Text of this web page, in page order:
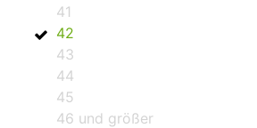
41
42
43
44
45
46 und größer